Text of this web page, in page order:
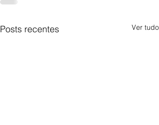
Posts recentes Ver tudo